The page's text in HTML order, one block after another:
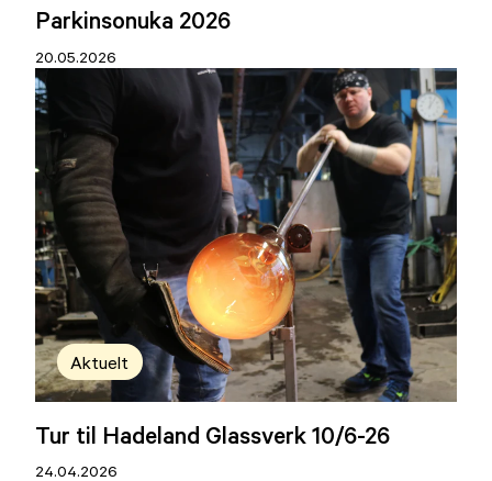
Parkinsonuka 2026
20.05.2026
Aktuelt
Tur til Hadeland Glassverk 10/6-26
24.04.2026